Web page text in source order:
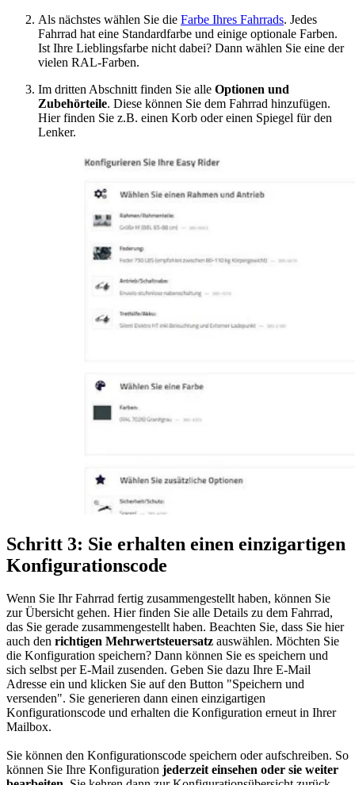
Als nächstes wählen Sie die Farbe Ihres Fahrrads. Jedes
Fahrrad hat eine Standardfarbe und einige optionale Farben.
Ist Ihre Lieblingsfarbe nicht dabei? Dann wählen Sie eine der
vielen RAL-Farben.
Im dritten Abschnitt finden Sie alle Optionen und
Zubehörteile. Diese können Sie dem Fahrrad hinzufügen.
Hier finden Sie z.B. einen Korb oder einen Spiegel für den
Lenker.
Schritt 3: Sie erhalten einen einzigartigen
Konfigurationscode
Wenn Sie Ihr Fahrrad fertig zusammengestellt haben, können Sie
zur Übersicht gehen. Hier finden Sie alle Details zu dem Fahrrad,
das Sie gerade zusammengestellt haben. Beachten Sie, dass Sie hier
auch den richtigen Mehrwertsteuersatz auswählen. Möchten Sie
die Konfiguration speichern? Dann können Sie es speichern und
sich selbst per E-Mail zusenden. Geben Sie dazu Ihre E-Mail
Adresse ein und klicken Sie auf den Button "Speichern und
versenden". Sie generieren dann einen einzigartigen
Konfigurationscode und erhalten die Konfiguration erneut in Ihrer
Mailbox.
Sie können den Konfigurationscode speichern oder aufschreiben. So
können Sie Ihre Konfiguration jederzeit einsehen oder sie weiter